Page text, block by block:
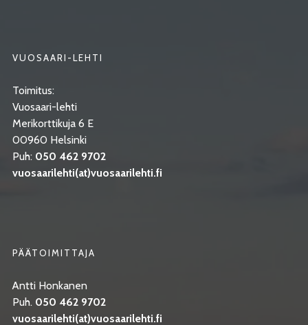
VUOSAARI-LEHTI
Toimitus:
Vuosaari-lehti
Merikorttikuja 6 E
00960 Helsinki
Puh: 050 462 9702
vuosaarilehti(at)vuosaarilehti.fi
PÄÄTOIMITTAJA
Antti Honkanen
Puh. 050 462 9702
vuosaarilehti(at)vuosaarilehti.fi